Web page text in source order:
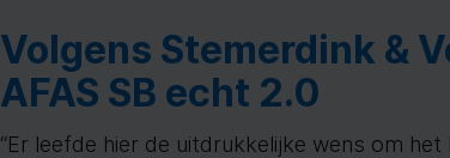
Volgens Stemerdink &
AFAS SB echt 2.0
“Er leefde hier de uitdrukkelijke wens om